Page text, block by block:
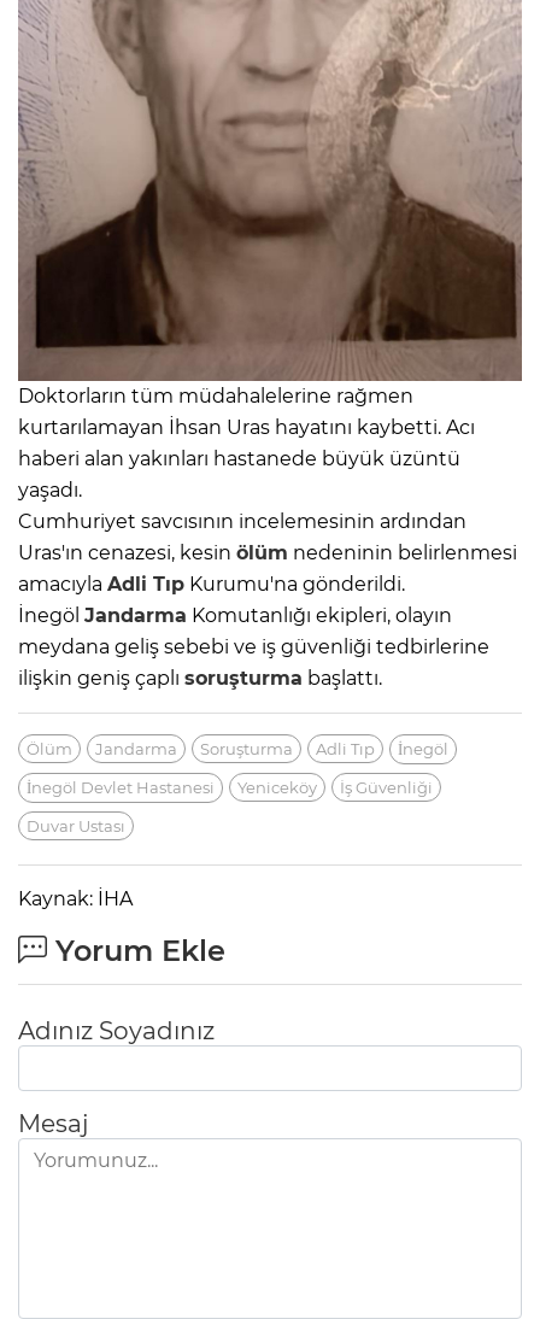
Doktorların tüm müdahalelerine rağmen
kurtarılamayan İhsan Uras hayatını kaybetti. Acı
haberi alan yakınları hastanede büyük üzüntü
yaşadı.
Cumhuriyet savcısının incelemesinin ardından
Uras'ın cenazesi, kesin ölüm nedeninin belirlenmesi
amacıyla Adli Tıp Kurumu'na gönderildi.
İnegöl Jandarma Komutanlığı ekipleri, olayın
meydana geliş sebebi ve iş güvenliği tedbirlerine
ilişkin geniş çaplı soruşturma başlattı.
Ölüm Jandarma Soruşturma Adli Tıp
İnegöl
İnegöl Devlet Hastanesi
Yeniceköy
İş Güvenliği
Duvar Ustası
Kaynak: İHA
Yorum Ekle
Adınız Soyadınız
Mesaj